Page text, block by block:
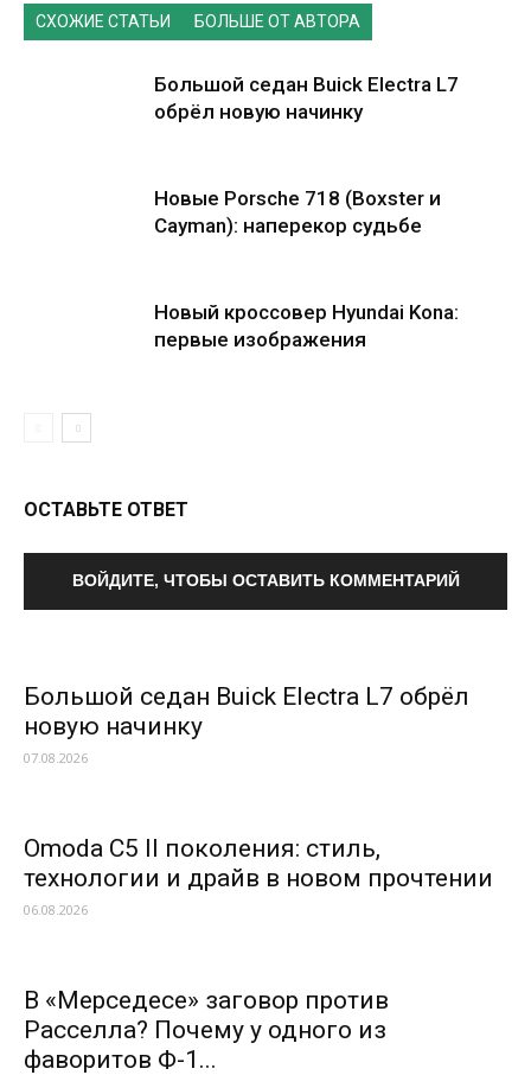
СХОЖИЕ СТАТЬИ БОЛЬШЕ ОТ АВТОРА
Большой седан Buick Electra L7
обрёл новую начинку
Новые Porsche 718 (Boxster и
Cayman): наперекор судьбе
Новый кроссовер Hyundai Kona:
первые изображения
ОСТАВЬТЕ ОТВЕТ
ВОЙДИТЕ, ЧТОБЫ ОСТАВИТЬ КОММЕНТАРИЙ
Большой седан Buick Electra L7 обрёл
новую начинку
07.08.2026
Omoda C5 II поколения: стиль,
технологии и драйв в новом прочтении
06.08.2026
В «Мерседесе» заговор против
Расселла? Почему у одного из
фаворитов Ф-1...